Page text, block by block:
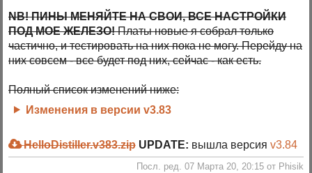
NB! ПИНЫ МЕНЯЙТЕ НА СВОИ, ВСЕ НАСТРОЙКИ
ПОД МОЕ ЖЕЛЕЗО!Платы новые я собрал только
частично, и тестировать на них пока не могу. Перейду на
них совсем - все будет под них, сейчас - как есть.
Полный список изменений ниже:
Изменения в версии v3.83
HelloDistiller.v383.zip UPDATE: вышла версия v3.84
Посл. ред. 07 Марта 20, 20:15 от Phisik